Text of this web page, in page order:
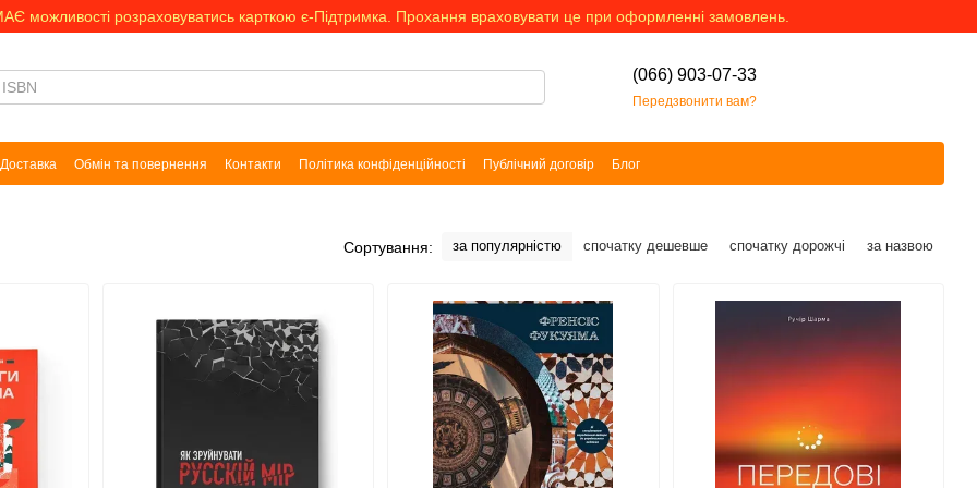
можливості розраховуватись карткою є-Підтримка. Прохання враховувати це при оформленні замовлень.
(066) 903-07-33
Передзвонити вам?
Доставка Обмін та повернення Контакти Політика конфіденційності Публічний договір Блог
Сортування: за популярністю спочатку дешевше спочатку дорожчі за назвою